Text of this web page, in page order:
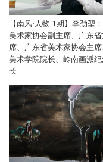
【南风·人物-1期】李劲堃
美术家协会副主席、广东
席、广东省美术家协会主席
美术学院院长、岭南画派
长